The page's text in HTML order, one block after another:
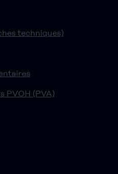
techniques)
PVOH (PVA)